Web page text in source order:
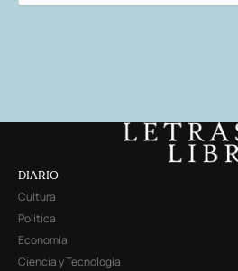
DIARIO
Cultura
Política
Economía
Ciencia y Tecnología